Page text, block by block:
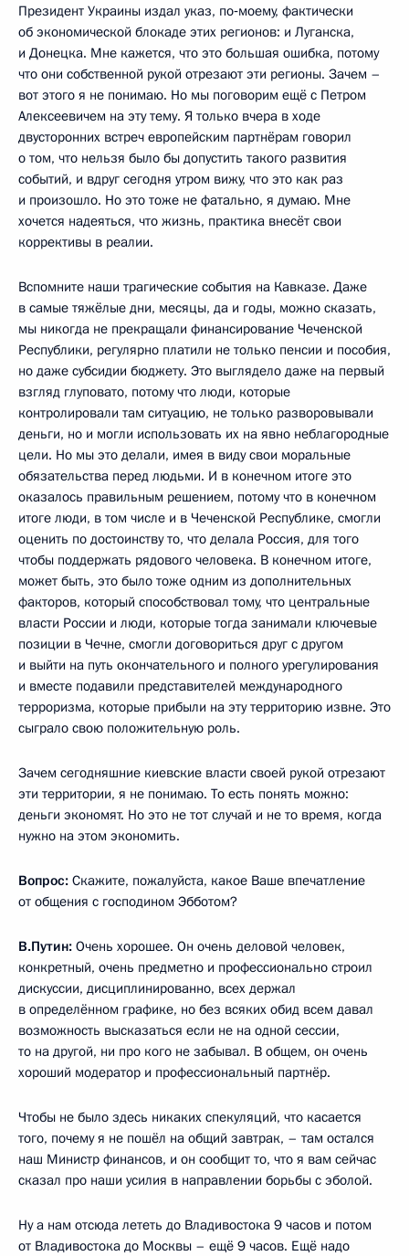
Президент Украины издал указ, по‑моему, фактически
об экономической блокаде этих регионов: и Луганска,
и Донецка. Мне кажется, что это большая ошибка, потому
что они собственной рукой отрезают эти регионы. Зачем –
вот этого я не понимаю. Но мы поговорим ещё с Петром
Алексеевичем на эту тему. Я только вчера в ходе
двусторонних встреч европейским партнёрам говорил
о том, что нельзя было бы допустить такого развития
событий, и вдруг сегодня утром вижу, что это как раз
и произошло. Но это тоже не фатально, я думаю. Мне
хочется надеяться, что жизнь, практика внесёт свои
коррективы в реалии.
Вспомните наши трагические события на Кавказе. Даже
в самые тяжёлые дни, месяцы, да и годы, можно сказать,
мы никогда не прекращали финансирование Чеченской
Республики, регулярно платили не только пенсии и пособия,
но даже субсидии бюджету. Это выглядело даже на первый
взгляд глуповато, потому что люди, которые
контролировали там ситуацию, не только разворовывали
деньги, но и могли использовать их на явно неблагородные
цели. Но мы это делали, имея в виду свои моральные
обязательства перед людьми. И в конечном итоге это
оказалось правильным решением, потому что в конечном
итоге люди, в том числе и в Чеченской Республике, смогли
оценить по достоинству то, что делала Россия, для того
чтобы поддержать рядового человека. В конечном итоге,
может быть, это было тоже одним из дополнительных
факторов, который способствовал тому, что центральные
власти России и люди, которые тогда занимали ключевые
позиции в Чечне, смогли договориться друг с другом
и выйти на путь окончательного и полного урегулирования
и вместе подавили представителей международного
терроризма, которые прибыли на эту территорию извне. Это
сыграло свою положительную роль.
Зачем сегодняшние киевские власти своей рукой отрезают
эти территории, я не понимаю. То есть понять можно:
деньги экономят. Но это не тот случай и не то время, когда
нужно на этом экономить.
Вопрос: Скажите, пожалуйста, какое Ваше впечатление
от общения с господином Эбботом?
В.Путин: Очень хорошее. Он очень деловой человек,
конкретный, очень предметно и профессионально строил
дискуссии, дисциплинированно, всех держал
в определённом графике, но без всяких обид всем давал
возможность высказаться если не на одной сессии,
то на другой, ни про кого не забывал. В общем, он очень
хороший модератор и профессиональный партнёр.
Чтобы не было здесь никаких спекуляций, что касается
того, почему я не пошёл на общий завтрак, – там остался
наш Министр финансов, и он сообщит то, что я вам сейчас
сказал про наши усилия в направлении борьбы с эболой.
Ну а нам отсюда лететь до Владивостока 9 часов и потом
от Владивостока до Москвы – ещё 9 часов. Ещё надо